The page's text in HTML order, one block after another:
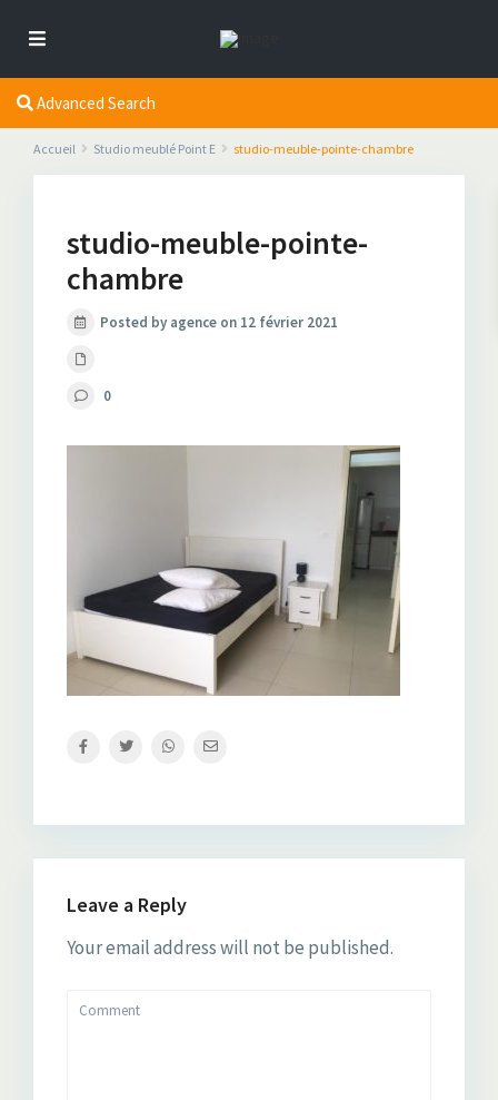
Advanced Search
Accueil Studio meublé Point E studio-meuble-pointe-chambre
studio-meuble-pointe-
chambre
Posted by agence on 12 février 2021
0
Leave a Reply
Your email address will not be published.